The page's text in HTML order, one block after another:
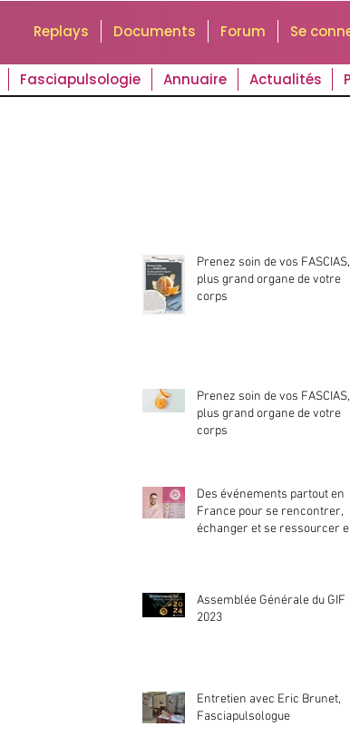
Fasciapulsologie Annuaire Actualités
Replays Documents Forum Se
Prenez soin de vos
plus grand organe de votre
corps
Prenez soin de vos
plus grand organe de votre
corps
Des événements partout en
France pour se rencontrer,
échanger et se ressourcer
Assemblée Générale du GIF
2023
Entretien avec Eric Brunet,
Fasciapulsologue